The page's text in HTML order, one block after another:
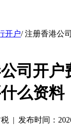
开户/ 注册香港公
司开户
么资料
| 发布时间：